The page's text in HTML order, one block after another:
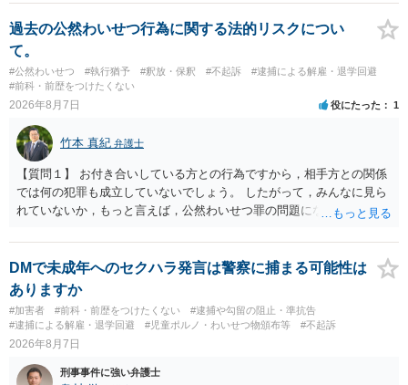
過去の公然わいせつ行為に関する法的リスクについ
て。
#公然わいせつ #執行猶予 #釈放・保釈 #不起訴
#逮捕による解雇・退学回避
#前科・前歴をつけたくない
2026年8月7日 役にたった 1
竹本 真紀 弁護士
【質問１】 お付き合いしている方との行為ですから，相手方との関係
では何の犯罪も成立していないでしょう。 したがって，みんなに見ら
れていないか，もっと言えば，公然わいせつ罪の問題にならないかの
然性は，不特定又は多数の方が認識できる状態か否かで判断されま
す。 本件は，車の中という閉鎖された空間で行っており，不特定又は
多数の方が認識するのは困難な状態ですから，公然性はないと思いま
す。 また，意図的に示そうとする故意が必要ですが，本件では，通過
する車両があると服を着ている（わいせつな状態をなくしている）の
ですから，むしろ見られないようにしており，故意が認められること
査の対象になることはありません。 警察から連絡がくることもないで
DMで未成年へのセクハラ発言は警察に捕まる可能性は
ありますか
#加害者 #前科・前歴をつけたくない
#逮捕や勾留の阻止・準抗告
#逮捕による解雇・退学回避
#児童ポルノ・わいせつ物頒布等 #不起訴
2026年8月7日
刑事事件に強い弁護士